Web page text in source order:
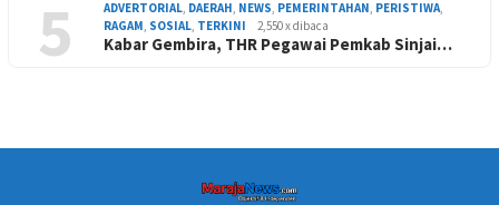
5 ADVERTORIAL, DAERAH, NEWS, PEMERINTAHAN, PERISTIWA,
RAGAM, SOSIAL, TERKINI 2,550 x dibaca
Kabar Gembira, THR Pegawai Pemkab Sinjai…